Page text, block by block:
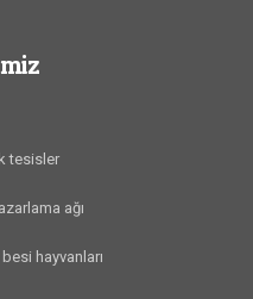
tesisler
ağı
hayvanları